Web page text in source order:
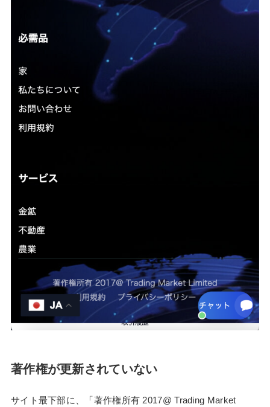
著作権が更新されていない
サイト最下部に、「著作権所有 2017@ Trading Market